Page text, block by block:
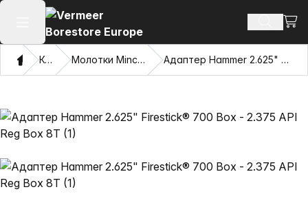
Открыть главное меню Поиск
ДомКаталог Молотки Mincon™ с жесткими дисками Адаптер Hammer 2.625" Firestick® 700 Box - 2.375 API Reg Box 8T